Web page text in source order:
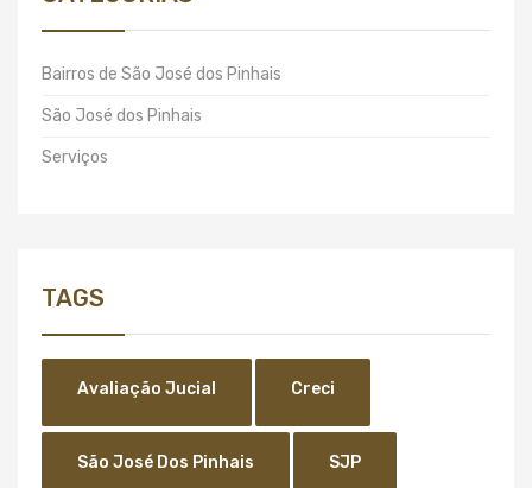
Bairros de São José dos Pinhais
São José dos Pinhais
Serviços
TAGS
Avaliação Jucial Creci
São José Dos Pinhais SJP